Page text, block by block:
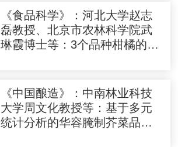
《食品科学》：河北大学赵志
磊教授、北京市农林科学院武
琳霞博士等：3个品种柑橘的多
《中国酿造》：中南林业科技
大学周文化教授等：基于多元
统计分析的华容腌制芥菜品质